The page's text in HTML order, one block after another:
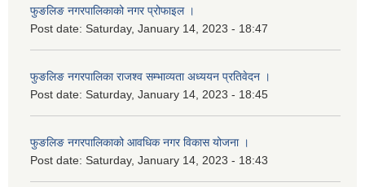
फुङलिङ नगरपालिकाको नगर प्रोफाइल ।
Post date: Saturday, January 14, 2023 - 18:47
फुङलिङ नगरपालिका राजश्व सम्भाव्यता अध्ययन प्रतिवेदन ।
Post date: Saturday, January 14, 2023 - 18:45
फुङलिङ नगरपालिकाको आवधिक नगर विकास योजना ।
Post date: Saturday, January 14, 2023 - 18:43